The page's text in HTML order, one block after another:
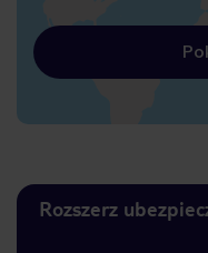
Rozszerz